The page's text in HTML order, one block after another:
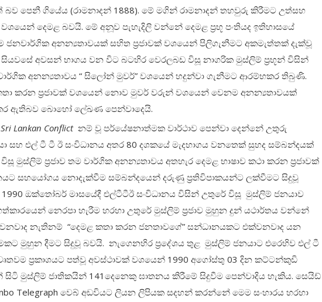
පෙනී ගියේය (රාමනාදන් 1888). මේ මගින් රාමනාදන් තහවුරු කිරීමට උත්සහ
දෙමළ බවයි. මේ අනූව පැහැදිලි වන්නේ දෙමළ ප්‍රභූ පංතියද ඉතිහාසයේ
අනන්‍යතාවයක් සහිත ප්‍රජාවක් වශයෙන් පිලිගැනීමට අකමැත්තක් දැක්වූ
සියවසේ අවසන් භාගය වන විට බටහිර වෙරලබඩ විසූ නාගරික මුස්ලිම් ප්‍රභූන් විසින්
අනන්‍යතාවය “ සිලෝන් මුවර්” වශයෙන් හදුන්වා ගැනීමට ආරම්භකර තිබුණි.
කරන ප්‍රජාවක් වශයෙන් නොව මුවර් වරුන් වශයෙන් වෙනම අනන්‍යතාවයක්
ඇතිබව බොහෝ ලේඛණ පෙන්වාදෙයි.
Lankan Conflictනම් වූ පර්යේෂනාත්මක වාර්ථාව පෙන්වා දෙන්නේ උතුරු
සහ එල් ටී ටී ඊ සංවිධානය අතර 80 දශකයේ මැදභාගය වනතෙක් සුහද සම්බන්දයක්
මුස්ලිම් ප්‍රජාව තම වාර්ගික අනන්‍යතාවය අතහැර දෙමළ භාෂාව කථා කරන ප්‍රජාවක්
සහයෝගය නොදැක්වීම සම්බන්දයෙන් දරුණු ප්‍රතිවිපාකයන්ට ලක්වීමට සිදුවූ
ඔක්තෝබර් මාසයේදී එල්ටීටීඊ සංවිධානය විසින් උතුරේ විසූ මුස්ලිම් ජනයාව
නෙරපා හැරීම හරහා උතුරේ මුස්ලිම් ප්‍රජාව මුහුන දුන් යථාර්තය වන්නේ
නැතිනම් “දෙමළ කතා කරන ජනතාවගේ” සන්ධානයකට එක්වනවාද යන
මුහුන දීමට සිදුවූ බවයි. නැගෙනහිර ප්‍රදේශය තුළ මුස්ලිම් ජනයාට එරෙහිව එල් ටී
ප්‍රකාශයට පත්වූ අවස්ථාවක් වශයෙන් 1990 අගෝස්තු 03 දින කට්ටන්කුඩි
සිටි මුස්ලිම් ජාතිකයින් 141දෙනෙකු ඝාතනය කිරීමේ සිදුවීම පෙන්වාදිය හැකිය. සෙයිඩ්
Telegraph වෙබ් අඩවියට ලියන ලිපියක සදහන් කරන්නේ මෙම සංහාරය හරහා